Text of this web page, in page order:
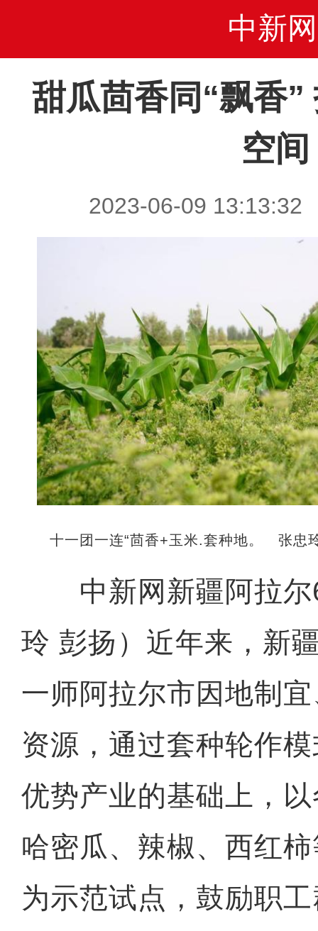
中新网
甜瓜茴香同“飘香
空间
2023-06-09
十一团一连“茴香+玉米.套种地。 张
中新网新疆阿拉尔
玲 彭扬）近年来，新
一师阿拉尔市因地制
资源，通过套种轮作
优势产业的基础上，
哈密瓜、辣椒、西红
为示范试点，鼓励职